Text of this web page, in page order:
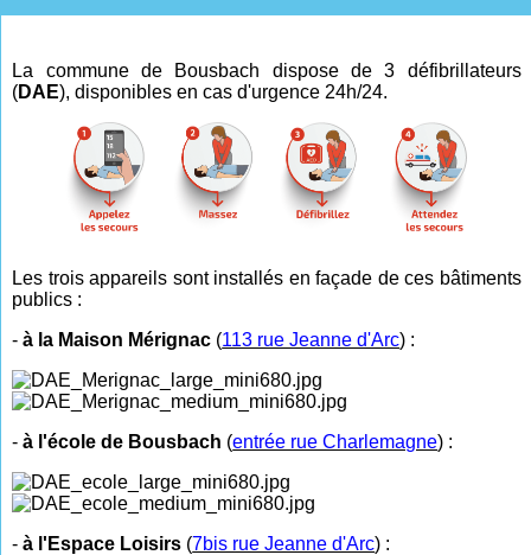
La commune de Bousbach dispose de 3 défibrillateurs
(DAE), disponibles en cas d'urgence 24h/24.
Les trois appareils sont installés en façade de ces bâtiments
publics :
-à la Maison Mérignac (113 rue Jeanne d'Arc) :
-à l'école de Bousbach (entrée rue Charlemagne) :
-à l'Espace Loisirs (7bis rue Jeanne d'Arc) :